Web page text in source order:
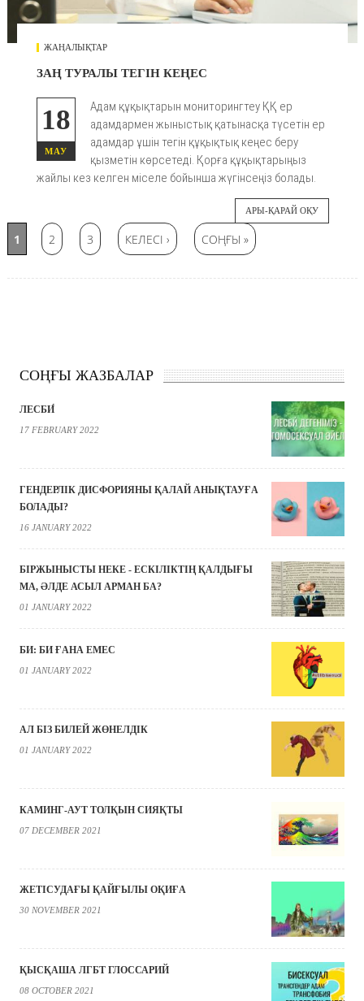
ЖАҢАЛЫҚТАР
ЗАҢ ТУРАЛЫ ТЕГІН КЕҢЕС
18
МАУ
Адам құқықтарын мониторингтеу ҚҚ ер
адамдармен жыныстық қатынасқа түсетін ер
адамдар ұшін тегін құқықтық кеңес беру
қызметін көрсетеді. Қорға құқықтарыңыз
жайлы кез келген міселе бойынша жүгінсеңіз болады.
АРЫ-ҚАРАЙ ОҚУ
Беттер
1 2 3 КЕЛЕСІ › СОҢҒЫ »
СОҢҒЫ ЖАЗБАЛАР
ЛЕСБИ́
17 FEBRUARY 2022
ГЕНДЕРЛІК ДИСФОРИЯНЫ ҚАЛАЙ АНЫҚТАУҒА
БОЛАДЫ?
16 JANUARY 2022
БІРЖЫНЫСТЫ НЕКЕ - ЕСКІЛІКТІҢ ҚАЛДЫҒЫ
МА, ӘЛДЕ АСЫЛ АРМАН БА?
01 JANUARY 2022
БИ: БИ ҒАНА ЕМЕС
01 JANUARY 2022
АЛ БІЗ БИЛЕЙ ЖӨНЕЛДІК
01 JANUARY 2022
КАМИНГ-АУТ ТОЛҚЫН СИЯҚТЫ
07 DECEMBER 2021
ЖЕТІСУДАҒЫ ҚАЙҒЫЛЫ ОҚИҒА
30 NOVEMBER 2021
ҚЫСҚАША ЛГБТ ГЛОССАРИЙ
08 OCTOBER 2021